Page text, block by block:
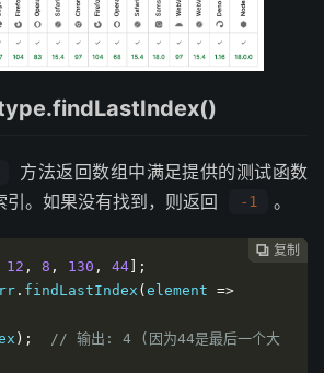
方法返回数组中满足提供的测试函数
引。如果没有找到，则返回
-1 。
 复制
 复制
 复制
12 , 8 , 130 , 44 ];
. findLastIndex ( element =>
);
// 输出: 4 (因为44是最后一个大